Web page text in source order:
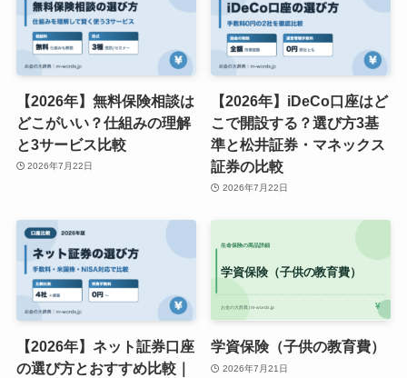
【2026年】無料保険相談は
どこがいい？仕組みの理解
と3サービス比較
2026年7月22日
【2026年】iDeCo口座はど
こで開設する？選び方3基
準と松井証券・マネックス
証券の比較
2026年7月22日
【2026年】ネット証券口座
の選び方とおすすめ比較｜
学資保険（子供の教育費）
2026年7月21日